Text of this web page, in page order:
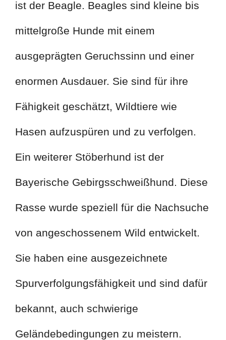
ist der Beagle. Beagles sind kleine bis
mittelgroße Hunde mit einem
ausgeprägten Geruchssinn und einer
enormen Ausdauer. Sie sind für ihre
Fähigkeit geschätzt, Wildtiere wie
Hasen aufzuspüren und zu verfolgen.
Ein weiterer Stöberhund ist der
Bayerische Gebirgsschweißhund. Diese
Rasse wurde speziell für die Nachsuche
von angeschossenem Wild entwickelt.
Sie haben eine ausgezeichnete
Spurverfolgungsfähigkeit und sind dafür
bekannt, auch schwierige
Geländebedingungen zu meistern.